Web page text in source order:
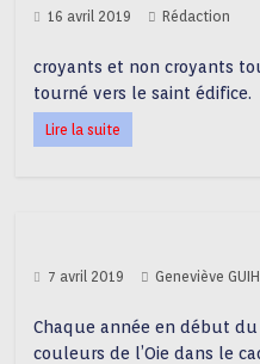
16 avril 2019 Rédaction
croyants et non croyants
tourné vers le saint édifice.
Lire la suite
7 avril 2019 Geneviève
Chaque année en début
couleurs de l’Oie dans le